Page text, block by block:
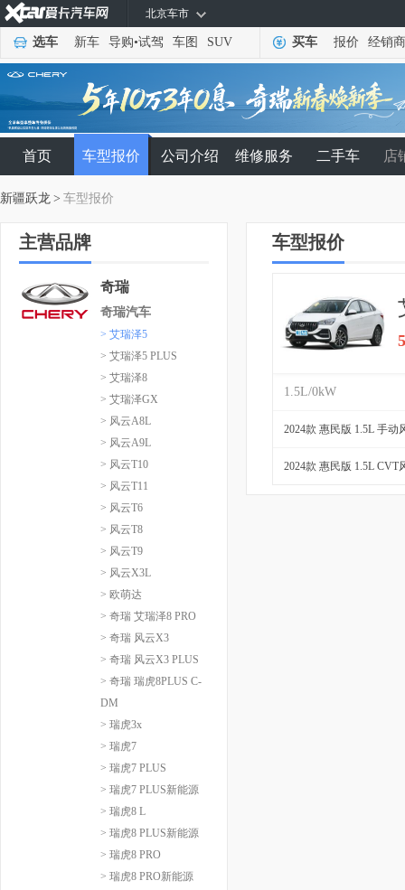
北京车市
选车 新车 导购•试驾 车图 SUV 买车 报价 经销商
首页 车型报价 公司介绍 维修服务 二手车 店
新疆跃龙 > 车型报价
主营品牌
奇瑞
奇瑞汽车
> 艾瑞泽5
> 艾瑞泽5 PLUS
> 艾瑞泽8
> 艾瑞泽GX
> 风云A8L
> 风云A9L
> 风云T10
> 风云T11
> 风云T6
> 风云T8
> 风云T9
> 风云X3L
> 欧萌达
> 奇瑞 艾瑞泽8 PRO
> 奇瑞 风云X3
> 奇瑞 风云X3 PLUS
> 奇瑞 瑞虎8PLUS C-
DM
> 瑞虎3x
> 瑞虎7
> 瑞虎7 PLUS
> 瑞虎7 PLUS新能源
> 瑞虎8 L
> 瑞虎8 PLUS新能源
> 瑞虎8 PRO
> 瑞虎8 PRO新能源
车型报价
1.5L/0kW
2024款 惠民版 1.5L 手动
2024款 惠民版 1.5L CVT